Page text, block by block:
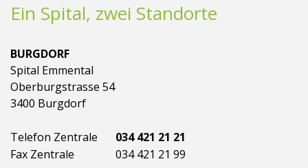
Ein Spital, zwei Standorte
BURGDORF
Spital Emmental
Oberburgstrasse 54
3400 Burgdorf
Telefon Zentrale
034 421 21 21
Fax Zentrale
034 421 21 99